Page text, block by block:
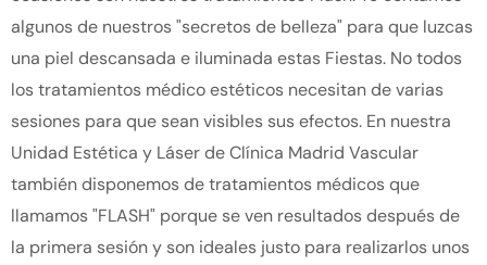
algunos de nuestros "secretos de belleza" para que luzcas
una piel descansada e iluminada estas Fiestas. No todos
los tratamientos médico estéticos necesitan de varias
sesiones para que sean visibles sus efectos. En nuestra
Unidad Estética y Láserde Clínica Madrid Vascular
también disponemos de tratamientos médicos que
llamamos "FLASH" porque se ven resultados después de
la primera sesión y son ideales justo para realizarlos unos